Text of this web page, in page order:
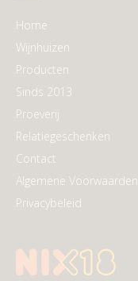
Home
Wijnhuizen
Producten
Sinds 2013
Proeverij
Relatiegeschenken
Contact
Algemene Voorwaarden
Privacybeleid